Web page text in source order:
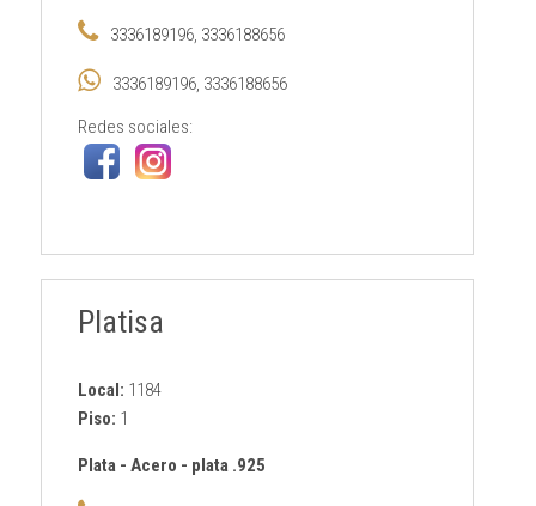
3336189196, 3336188656
3336189196, 3336188656
Redes sociales:
Platisa
Local: 1184
Piso: 1
Plata- Acero - plata .925